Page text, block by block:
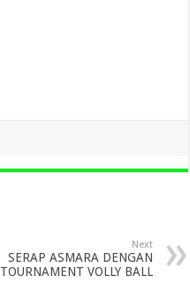
Next
SERAP ASMARA DENGAN
TOURNAMENT VOLLY BALL